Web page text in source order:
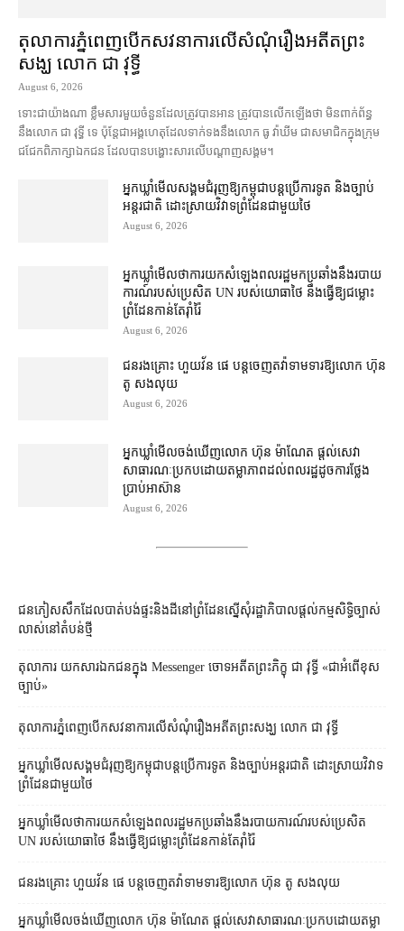
តុលាការ​ភ្នំពេញ​​បើកសវនាការ​លើ​សំណុំរឿង​​អតីត​ព្រះ
សង្ឃ លោក ជា វុទ្ធី
August 6, 2026
ទោះជា​យ៉ាងណា ខ្លឹមសារ​មួយចំនួន​ដែល​ត្រូវ​បាន​អាន ត្រូវ​បាន​លើកឡើង​ថា មិន​ពាក់ព័ន្ធ​
នឹង​លោក ជា វុទ្ធី ទេ ប៉ុន្តែ​ជា​អង្គ​ហេតុ​ដែល​ទាក់ទង​នឹង​លោក ធូ វ៉ាឃីម ជា​សមាជិក​ក្នុង​ក្រុម​
ជជែក​ពិភាក្សា​ឯកជន ដែល​បាន​បង្ហោះ​សា​រលើ​បណ្ដាញ​សង្គម។
អ្នកឃ្លាំមើល​សង្គម​ជំរុញ​ឱ្យ​កម្ពុជា​បន្ត​ប្រើ​ការទូត និង​ច្បាប់​
អន្តរជាតិ ដោះស្រាយ​វិវាទ​ព្រំដែន​ជាមួយ​ថៃ
August 6, 2026
អ្នកឃ្លាំមើល​ថា​ការ​យក​សំឡេង​ពលរដ្ឋ​មក​ប្រឆាំង​នឹង​របាយ
ការណ៍​របស់​ប្រេសិត UN របស់​យោធា​ថៃ នឹង​ធ្វើ​ឱ្យ​ជម្លោះ
ព្រំដែន​កាន់តែ​រ៉ាំរ៉ៃ
August 6, 2026
ជនរងគ្រោះ ហួយវ័ន ផេ បន្ត​ចេញ​តវ៉ា​ទាមទារ​ឱ្យ​លោក ហ៊ុន
តូ សង​លុយ
August 6, 2026
អ្នកឃ្លាំមើល​ចង់​ឃើញ​លោក ហ៊ុន ម៉ាណែត ផ្ដល់​សេវា​
សាធារណៈ​ប្រកបដោយ​តម្លាភាព​ដល់​ពលរដ្ឋ​ដូច​ការ​ថ្លែង​
ប្រាប់​អាស៊ាន
August 6, 2026
ជនភៀសសឹក​ដែល​បាត់បង់​ផ្ទះ​និង​ដី​នៅ​ព្រំដែន​ស្នើសុំ​រដ្ឋាភិបាល​ផ្តល់​កម្មសិទ្ធិ​ច្បាស់
លាស់​នៅ​តំបន់​ថ្មី
តុលាការ​​ យកសារឯកជនក្នុង Messenger ចោទអតីតព្រះភិក្ខុ ជា វុទ្ធី «ជាអំពើខុស
ច្បាប់»
តុលាការ​ភ្នំពេញ​​បើកសវនាការ​លើ​សំណុំរឿង​​អតីត​ព្រះសង្ឃ លោក ជា វុទ្ធី
អ្នកឃ្លាំមើល​សង្គម​ជំរុញ​ឱ្យ​កម្ពុជា​បន្ត​ប្រើ​ការទូត និង​ច្បាប់​អន្តរជាតិ ដោះស្រាយ​វិវាទ​
ព្រំដែន​ជាមួយ​ថៃ
អ្នកឃ្លាំមើល​ថា​ការ​យក​សំឡេង​ពលរដ្ឋ​មក​ប្រឆាំង​នឹង​របាយការណ៍​របស់​ប្រេសិត
UN របស់​យោធា​ថៃ នឹង​ធ្វើ​ឱ្យ​ជម្លោះព្រំដែន​កាន់តែ​រ៉ាំរ៉ៃ
ជនរងគ្រោះ ហួយវ័ន ផេ បន្ត​ចេញ​តវ៉ា​ទាមទារ​ឱ្យ​លោក ហ៊ុន តូ សង​លុយ
អ្នកឃ្លាំមើល​ចង់​ឃើញ​លោក ហ៊ុន ម៉ាណែត ផ្ដល់​សេវា​សាធារណៈ​ប្រកបដោយ​តម្លា